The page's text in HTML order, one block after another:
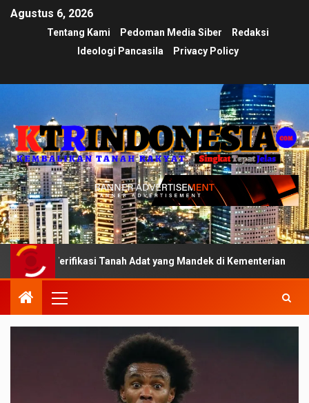
Agustus 6, 2026
Tentang Kami Pedoman Media Siber
Redaksi
Ideologi Pancasila
Privacy Policy
Tanah Adat yang Mandek di Kementerian